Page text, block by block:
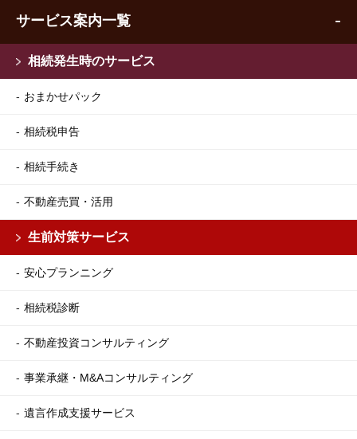
サービス案内一覧
相続発生時のサービス
おまかせパック
相続税申告
相続手続き
不動産売買・活用
生前対策サービス
安心プランニング
相続税診断
不動産投資コンサルティング
事業承継・M&Aコンサルティング
遺言作成支援サービス